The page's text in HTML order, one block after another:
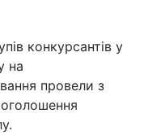
конкурсантів у
на
провели з
оголошення